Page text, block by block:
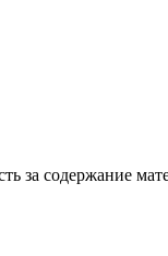
за содержание